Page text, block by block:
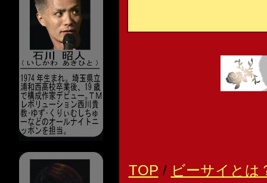
TOP / ビーサイとは